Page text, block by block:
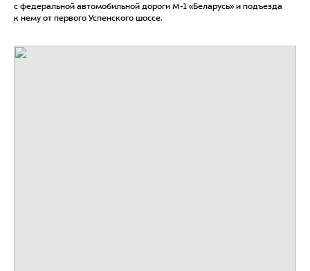
с федеральной автомобильной дороги М-1 «Беларусь» и подъезда
к нему от первого Успенского шоссе.